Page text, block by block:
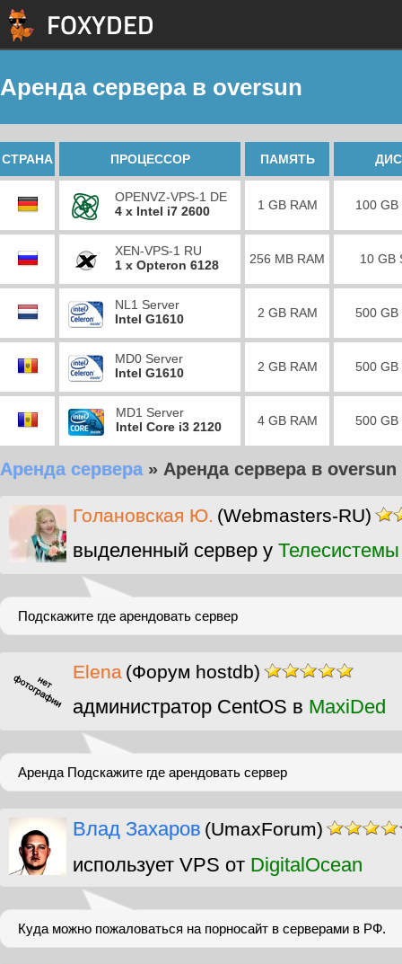
Аренда сервера в oversun
СТРАНА ПРОЦЕССОР ПАМЯТЬ
OPENVZ-VPS-1 DE
4 x Intel i7 2600
1 GB RAM 100 GB
XEN-VPS-1 RU
1 x Opteron 6128
256 MB RAM 10 GB
NL1 Server
Intel G1610
2 GB RAM 500 GB
MD0 Server
Intel G1610
2 GB RAM 500 GB
MD1 Server
Intel Core i3 2120
4 GB RAM 500 GB
Аренда сервера» Аренда сервера в oversun
Голановская Ю. (Webmasters-RU)
выделенный сервер у Телесистемы
Подскажите где арендовать сервер
Elena (Форум hostdb)
администратор CentOS в MaxiDed
Аренда Подскажите где арендовать сервер
Влад Захаров (UmaxForum)
использует VPS от DigitalOcean
Куда можно пожаловаться на порносайт в серверами в РФ.